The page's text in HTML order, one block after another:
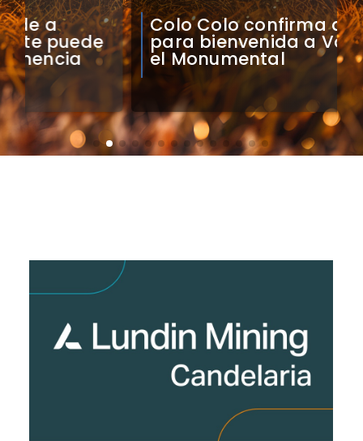
Colo Colo confirma artistas
para bienvenida a Vozinha en
el Monumental